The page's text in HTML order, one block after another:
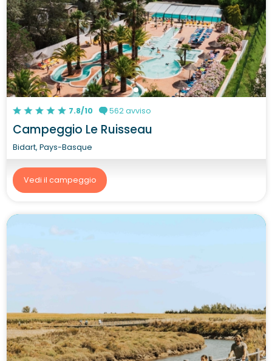
7.8/10 562 avviso
Campeggio Le Ruisseau
Bidart, Pays-Basque
Vedi il campeggio